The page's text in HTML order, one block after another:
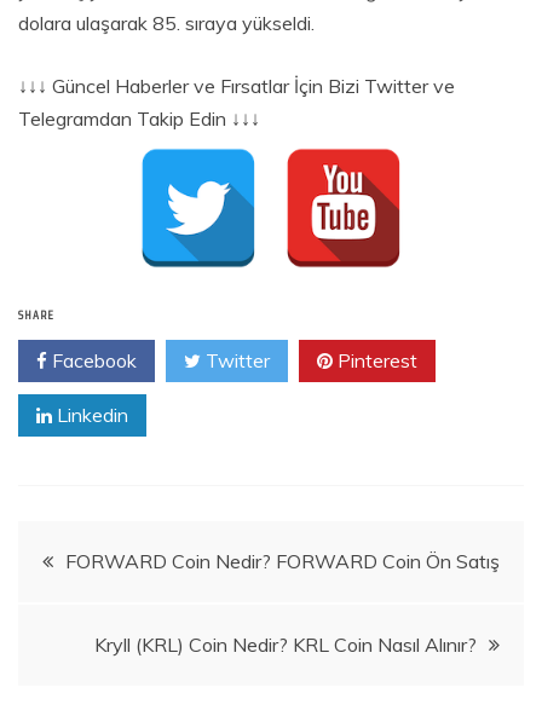
dolara ulaşarak 85. sıraya yükseldi.
↓↓↓ Güncel Haberler ve Fırsatlar İçin Bizi Twitter ve
Telegramdan Takip Edin ↓↓↓
SHARE
Facebook Twitter Pinterest
Linkedin
YazıFORWARD Coin Nedir? FORWARD Coin Ön Satış
Kryll (KRL) Coin Nedir? KRL Coin Nasıl Alınır?